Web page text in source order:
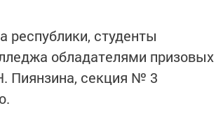
республики, студенты
обладателями призовых
Пиянзина, секция № 3